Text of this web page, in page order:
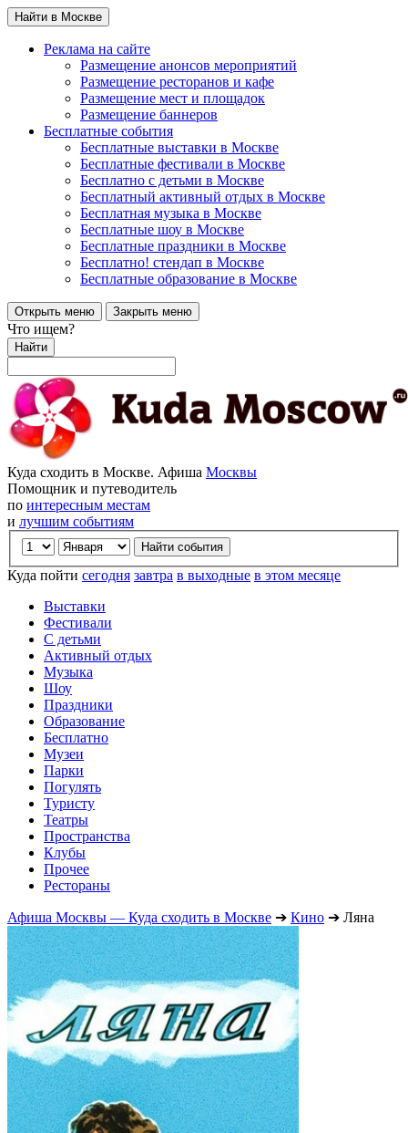
Найти в Москве
Реклама на сайте
Размещение анонсов мероприятий
Размещение ресторанов и кафе
Размещение мест и площадок
Размещение баннеров
Бесплатные события
Бесплатные выставки в Москве
Бесплатные фестивали в Москве
Бесплатно с детьми в Москве
Бесплатный активный отдых в Москве
Бесплатная музыка в Москве
Бесплатные шоу в Москве
Бесплатные праздники в Москве
Бесплатно! стендап в Москве
Бесплатные образование в Москве
Открыть меню Закрыть меню
Что ищем?
Найти
Куда сходить в Москве. Афиша Москвы
Помощник и путеводитель
по интересным местам
и лучшим событиям
Куда пойти сегодня завтра в выходные в этом месяце
Выставки
Фестивали
С детьми
Активный отдых
Музыка
Шоу
Праздники
Образование
Бесплатно
Музеи
Парки
Погулять
Туристу
Театры
Пространства
Клубы
Прочее
Рестораны
Афиша Москвы — Куда сходить в Москве ➔ Кино ➔ Ляна